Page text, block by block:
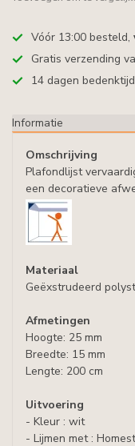
Vóór 13:00 besteld,
Gratis verzending
14 dagen
Informatie
Omschrijving
Plafondlijst
een decoratieve
Materiaal
Geëxstrudeerd
Afmetingen
Hoogte: 25 mm
Breedte: 15 mm
Lengte: 200 cm
Uitvoering
- Kleur : wit
- Lijmen met :